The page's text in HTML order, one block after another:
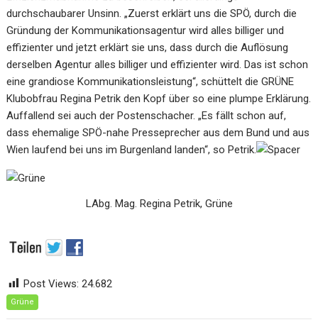
durchschaubarer Unsinn. „Zuerst erklärt uns die SPÖ, durch die
Gründung der Kommunikationsagentur wird alles billiger und
effizienter und jetzt erklärt sie uns, dass durch die Auflösung
derselben Agentur alles billiger und effizienter wird. Das ist schon
eine grandiose Kommunikationsleistung“, schüttelt die GRÜNE
Klubobfrau Regina Petrik den Kopf über so eine plumpe Erklärung.
Auffallend sei auch der Postenschacher. „Es fällt schon auf,
dass ehemalige SPÖ-nahe Presseprecher aus dem Bund und aus
Wien laufend bei uns im Burgenland landen“, so Petrik.
LAbg. Mag. Regina Petrik, Grüne
Post Views: 24.682
Grüne